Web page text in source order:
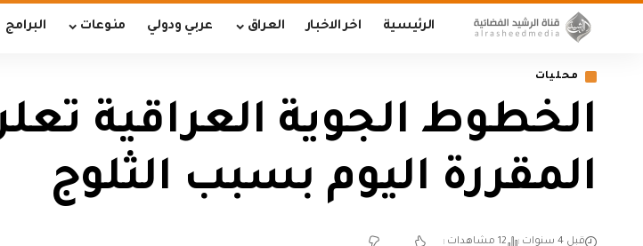
الرئيسية اخر الاخبار العراق عربي ودولي منوعات البرامج
محليات
الخطوط الجوية العراقية
المقررة اليوم بسبب الثلوج
قبل 4 سنوات 12 مشاهدات